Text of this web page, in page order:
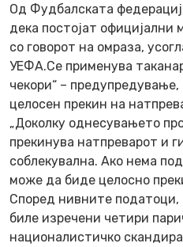
Од Фудбалската
дека постојат
со говорот на омраза,
УЕФА.Се применува
чекори“ –
целосен прекин на
„Доколку однесувањето
прекинува натпреварот и
соблекувална. Ако нема
може да биде целосно
Според нивните
биле изречени четири
националистичко